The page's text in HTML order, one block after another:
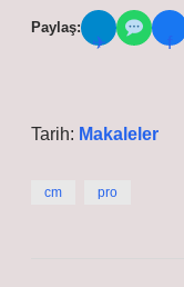
Paylaş:
✈ f
Tarih: Makaleler
cm pro